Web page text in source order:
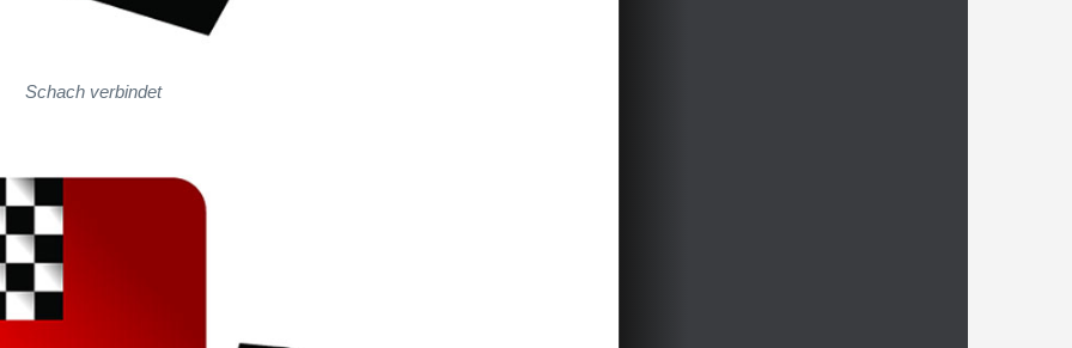
Schach verbindet